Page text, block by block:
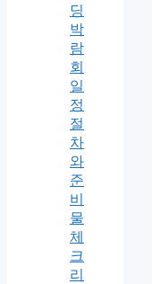
딩
박
람
회
일
정
절
차
와
준
비
물
체
크
리